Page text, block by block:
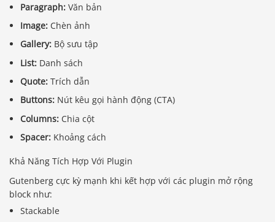
Paragraph: Văn bản
Image: Chèn ảnh
Gallery: Bộ sưu tập
List: Danh sách
Quote: Trích dẫn
Buttons: Nút kêu gọi hành động (CTA)
Columns: Chia cột
Spacer: Khoảng cách
Khả Năng Tích Hợp Với Plugin
Gutenberg cực kỳ mạnh khi kết hợp với các plugin mở rộng
block như:
Stackable